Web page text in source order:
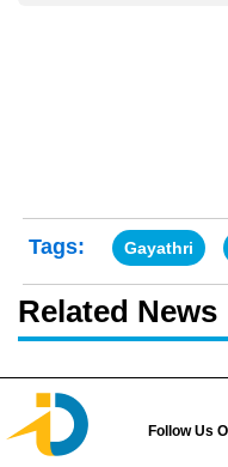
Tags: Gayathri
Related News
Follow Us